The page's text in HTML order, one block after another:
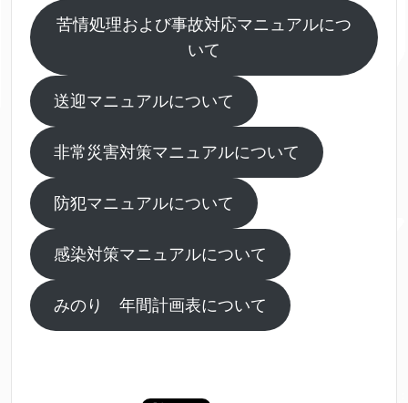
苦情処理および事故対応マニュアルにつ
いて
送迎マニュアルについて
非常災害対策マニュアルについて
防犯マニュアルについて
感染対策マニュアルについて
みのり 年間計画表について